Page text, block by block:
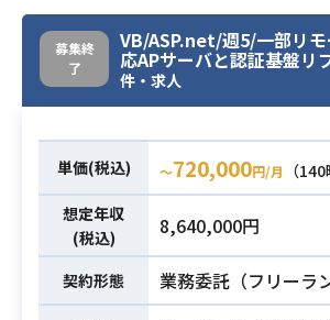
・メールシステムの
・インシデント管理
・運用改善提案
必須スキル
・ヘルプデスク経験
・エンドユーザーの
応経験
・コミュニケーショ
・情報セキュリティ
感を持って業務に取
募集終
了
VB/ASP.net/週5/一部リ
応APサーバと認証基盤リ
件・求人
単価(税込) 〜720,000円/月
（
想定年収
(税込)
8,640,000円
契約形態 業務委託（フリーラ